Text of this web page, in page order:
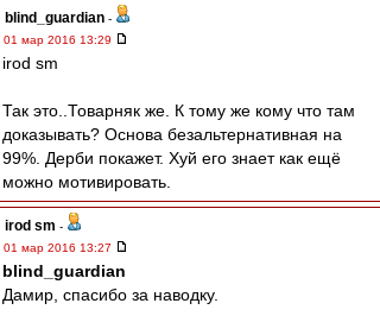
blind_guardian -
01 мар 2016 13:29
irod sm
Так это..Товарняк же. К тому же кому что там
доказывать? Основа безальтернативная на
99%. Дерби покажет. Хуй его знает как ещё
можно мотивировать.
irod sm -
01 мар 2016 13:27
blind_guardian
Дамир, спасибо за наводку.